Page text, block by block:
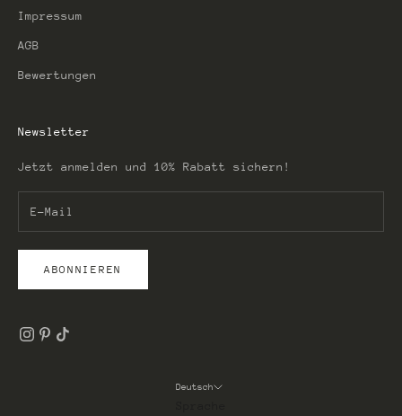
Impressum
AGB
Bewertungen
Newsletter
Jetzt anmelden und 10% Rabatt sichern!
ABONNIEREN
Deutsch